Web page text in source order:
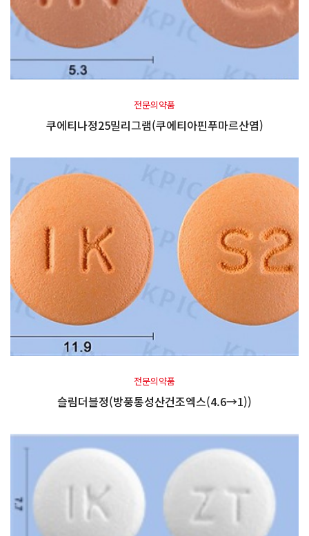
전문의약품
쿠에티나정25밀리그램(쿠에티아핀푸마르산염)
전문의약품
슬림더블정(방풍통성산건조엑스(4.6→1))